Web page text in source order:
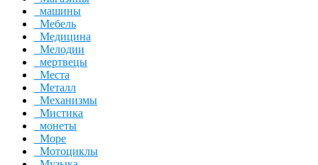
машины
Мебель
Медицина
Мелодии
мертвецы
Места
Металл
Механизмы
Мистика
монеты
Море
Мотоциклы